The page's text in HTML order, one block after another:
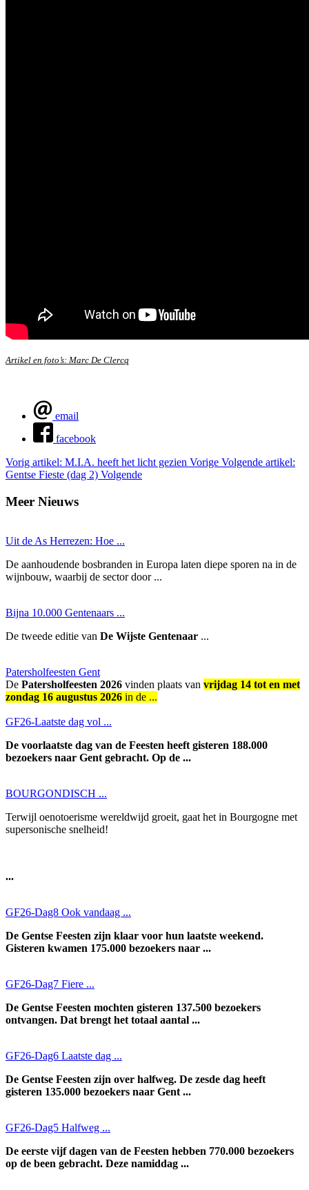
Artikel en foto’s: Marc De Clercq
email
facebook
Vorig artikel: M.I.A. heeft het licht gezien Vorige Volgende artikel:
Gentse Fieste (dag 2) Volgende
Meer Nieuws
Uit de As Herrezen: Hoe ...
De aanhoudende bosbranden in Europa laten diepe sporen na in de
wijnbouw, waarbij de sector door ...
Bijna 10.000 Gentenaars ...
De tweede editie van De Wijste Gentenaar ...
Patersholfeesten Gent
De Patersholfeesten 2026 vinden plaats van vrijdag 14 tot en met
zondag 16 augustus 2026 in de ...
GF26-Laatste dag vol ...
De voorlaatste dag van de Feesten heeft gisteren 188.000
bezoekers naar Gent gebracht. Op de ...
BOURGONDISCH ...
Terwijl oenotoerisme wereldwijd groeit, gaat het in Bourgogne met
supersonische snelheid!
...
GF26-Dag8 Ook vandaag ...
De Gentse Feesten zijn klaar voor hun laatste weekend.
Gisteren kwamen 175.000 bezoekers naar ...
GF26-Dag7 Fiere ...
De Gentse Feesten mochten gisteren 137.500 bezoekers
ontvangen. Dat brengt het totaal aantal ...
GF26-Dag6 Laatste dag ...
De Gentse Feesten zijn over halfweg. De zesde dag heeft
gisteren 135.000 bezoekers naar Gent ...
GF26-Dag5 Halfweg ...
De eerste vijf dagen van de Feesten hebben 770.000 bezoekers
op de been gebracht. Deze namiddag ...